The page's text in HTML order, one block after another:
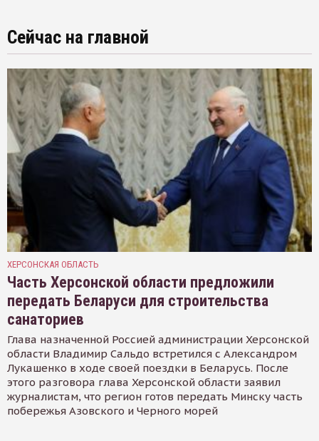
Сейчас на главной
ХЕРСОНСКАЯ ОБЛАСТЬ
Часть Херсонской области предложили
передать Беларуси для строительства
санаториев
Глава назначенной Россией администрации Херсонской
области Владимир Сальдо встретился с Александром
Лукашенко в ходе своей поездки в Беларусь. После
этого разговора глава Херсонской области заявил
журналистам, что регион готов передать Минску часть
побережья Азовского и Черного морей